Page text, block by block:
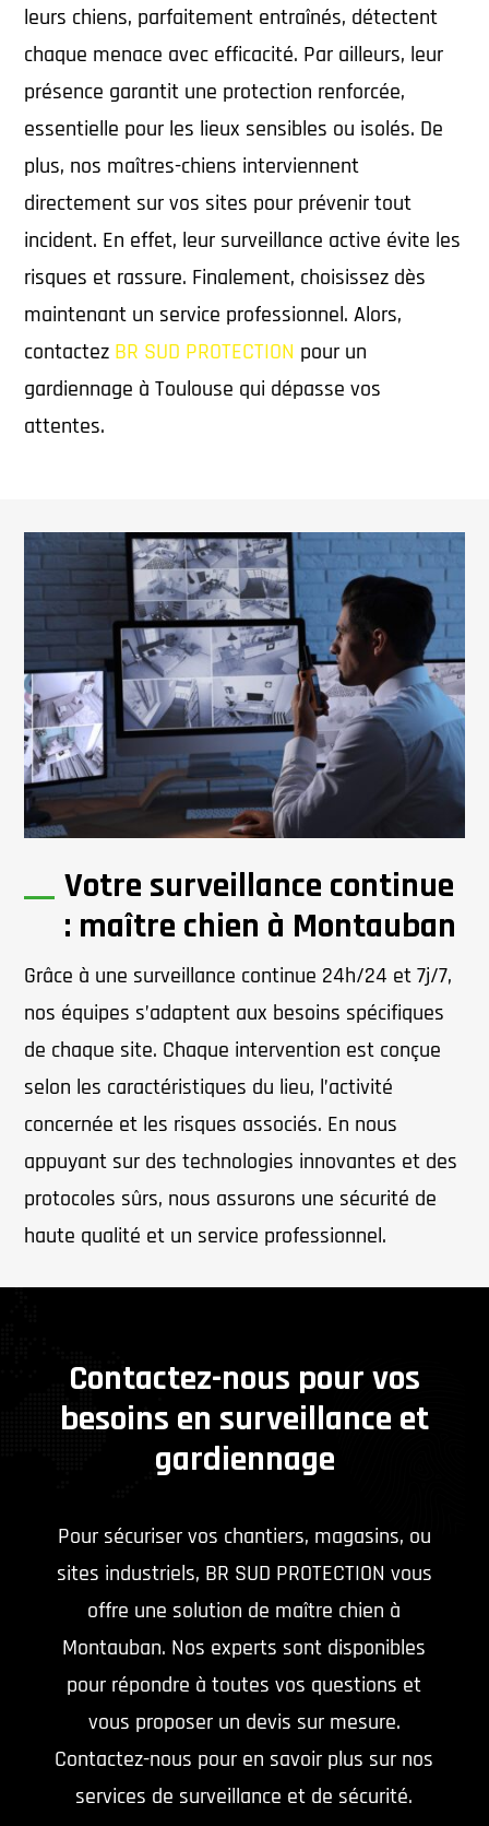
leurs chiens, parfaitement entraînés, détectent
chaque menace avec efficacité. Par ailleurs, leur
présence garantit une protection renforcée,
essentielle pour les lieux sensibles ou isolés. De
plus, nos maîtres-chiens interviennent
directement sur vos sites pour prévenir tout
incident. En effet, leur surveillance active évite les
risques et rassure. Finalement, choisissez dès
maintenant un service professionnel. Alors,
contactez BR SUD PROTECTION pour un
gardiennage à Toulouse qui dépasse vos
attentes.
Votre surveillance continue
: maître chien à Montauban
Grâce à une surveillance continue 24h/24 et 7j/7,
nos équipes s’adaptent aux besoins spécifiques
de chaque site. Chaque intervention est conçue
selon les caractéristiques du lieu, l’activité
concernée et les risques associés. En nous
appuyant sur des technologies innovantes et des
protocoles sûrs, nous assurons une sécurité de
haute qualité et un service professionnel.
Contactez-nous pour vos
besoins en surveillance et
gardiennage
Pour sécuriser vos chantiers, magasins, ou
sites industriels, BR SUD PROTECTION vous
offre une solution de maître chien à
Montauban. Nos experts sont disponibles
pour répondre à toutes vos questions et
vous proposer un devis sur mesure.
Contactez-nous pour en savoir plus sur nos
services de surveillance et de sécurité.